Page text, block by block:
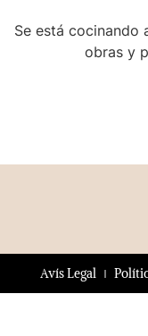
Se está cocinando
obras y
Avís Legal